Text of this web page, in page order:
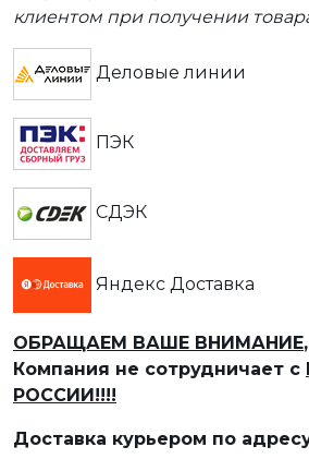
клиентом при получении
Деловые линии
ПЭК
СДЭК
Яндекс Доставка
ОБРАЩАЕМ ВАШЕ ВНИМАНИЕ
Компания не сотрудничает с
РОССИИ!!!!
Доставка курьером по